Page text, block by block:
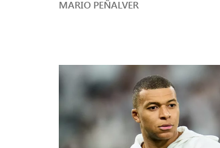
[…]
MARIO PEÑALVER